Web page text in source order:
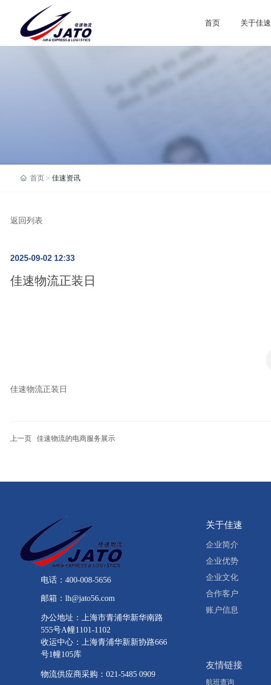
首页 关于佳速
首页 佳速资讯
返回列表
2025-09-02 12:33
佳速物流正装日
佳速物流正装日
上一页 佳速物流的电商服务展示
电话：400-008-5656
邮箱：lh@jato56.com
办公地址：上海市青浦华新华南路
555号A幢1101-1102
收运中心：上海青浦华新新协路666
号1幢105库
物流供应商采购：021-5485 0909
关于佳速
企业简介
企业优势
企业文化
合作客户
账户信息
友情链接
航班查询